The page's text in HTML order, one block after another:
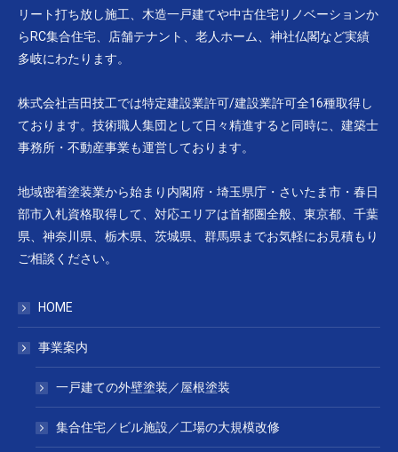
リート打ち放し施工、木造一戸建てや中古住宅リノベーションか
らRC集合住宅、店舗テナント、老人ホーム、神社仏閣など実績
多岐にわたります。
株式会社吉田技工では特定建設業許可/建設業許可全16種取得し
ております。技術職人集団として日々精進すると同時に、建築士
事務所・不動産事業も運営しております。
地域密着塗装業から始まり内閣府・埼玉県庁・さいたま市・春日
部市入札資格取得して、対応エリアは首都圏全般、東京都、千葉
県、神奈川県、栃木県、茨城県、群馬県までお気軽にお見積もり
ご相談ください。
HOME
事業案内
一戸建ての外壁塗装／屋根塗装
集合住宅／ビル施設／工場の大規模改修